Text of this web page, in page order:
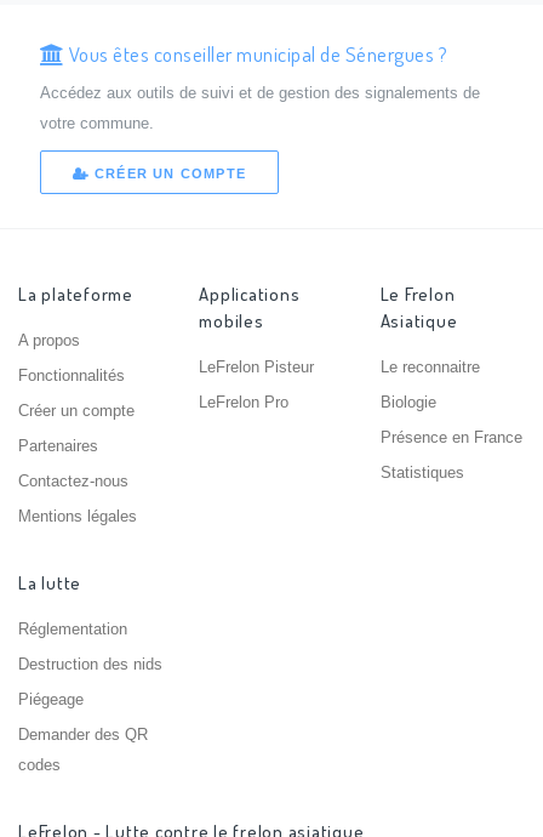
Vous êtes conseiller municipal de Sénergues ?
Accédez aux outils de suivi et de gestion des signalements de
votre commune.
CRÉER UN COMPTE
La plateforme
A propos
Fonctionnalités
Créer un compte
Partenaires
Contactez-nous
Mentions légales
Applications
mobiles
LeFrelon Pisteur
LeFrelon Pro
Le Frelon
Asiatique
Le reconnaitre
Biologie
Présence en France
Statistiques
La lutte
Réglementation
Destruction des nids
Piégeage
Demander des QR
codes
LeFrelon - Lutte contre le frelon asiatique